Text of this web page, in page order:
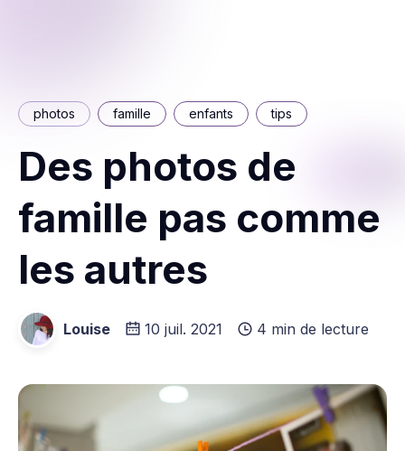
photos famille enfants tips
Des photos de
famille pas comme
les autres
Louise 10 juil. 2021 4 min de lecture